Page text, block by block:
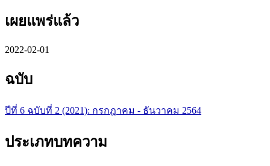
เผยแพร่แล้ว
2022-02-01
ฉบับ
ปีที่ 6 ฉบับที่ 2 (2021): กรกฎาคม - ธันวาคม 2564
ประเภทบทความ